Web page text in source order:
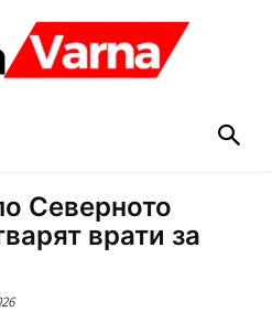
Северното
врати за